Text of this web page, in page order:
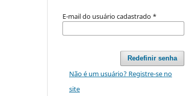
E-mail do usuário cadastrado *
Redefinir senha
Não é um usuário? Registre-se no
site